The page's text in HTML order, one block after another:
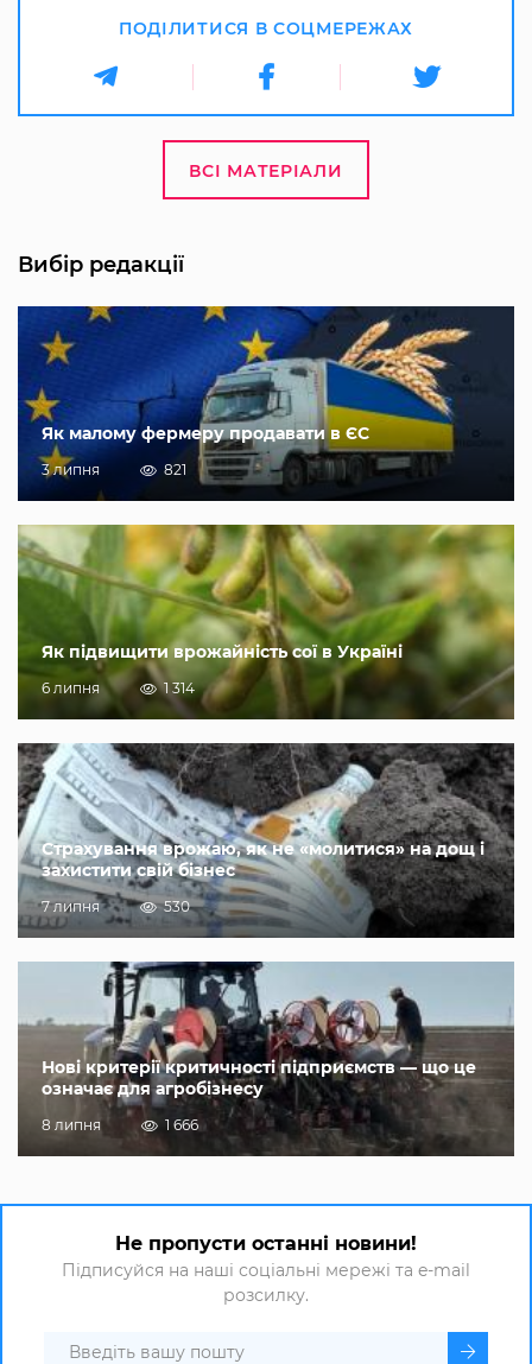
ПОДІЛИТИСЯ В СОЦМЕРЕЖАХ
ВСІ МАТЕРІАЛИ
Вибір редакції
Як малому фермеру продавати в ЄС
3 липня 821
Як підвищити врожайність сої в Україні
6 липня 1 314
Страхування врожаю, як не «молитися» на дощ і
захистити свій бізнес
7 липня 530
Нові критерії критичності підприємств — що це
означає для агробізнесу
8 липня 1 666
Не пропусти останні новини!
Підписуйся на наші соціальні мережі та e-mail
розсилку.